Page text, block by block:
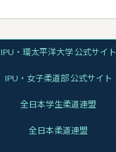
IPU・環太平洋大学 公式サイト
IPU・女子柔道部 公式サイト
全日本学生柔道連盟
全日本柔道連盟